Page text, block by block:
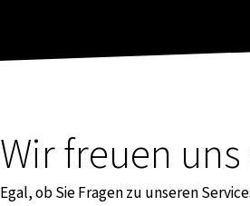
Wir freuen
Egal, ob Sie Fragen zu unseren